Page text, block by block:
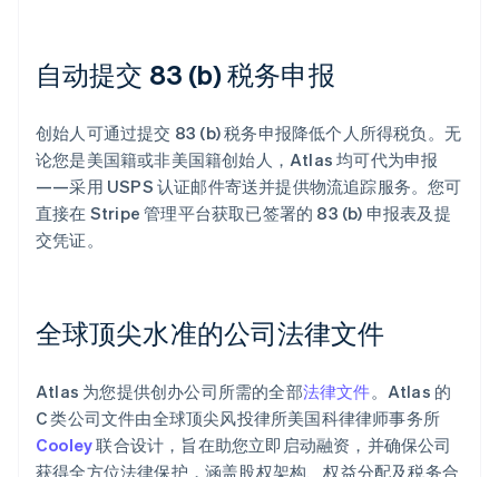
自动提交 83 (b) 税务申报
创始人可通过提交 83 (b) 税务申报降低个人所得税负。无
论您是美国籍或非美国籍创始人，Atlas 均可代为申报
——采用 USPS 认证邮件寄送并提供物流追踪服务。您可
直接在 Stripe 管理平台获取已签署的 83 (b) 申报表及提
交凭证。
全球顶尖水准的公司法律文件
Atlas 为您提供创办公司所需的全部法律文件。Atlas 的
C 类公司文件由全球顶尖风投律所美国科律律师事务所
Cooley联合设计，旨在助您立即启动融资，并确保公司
获得全方位法律保护，涵盖股权架构、权益分配及税务合